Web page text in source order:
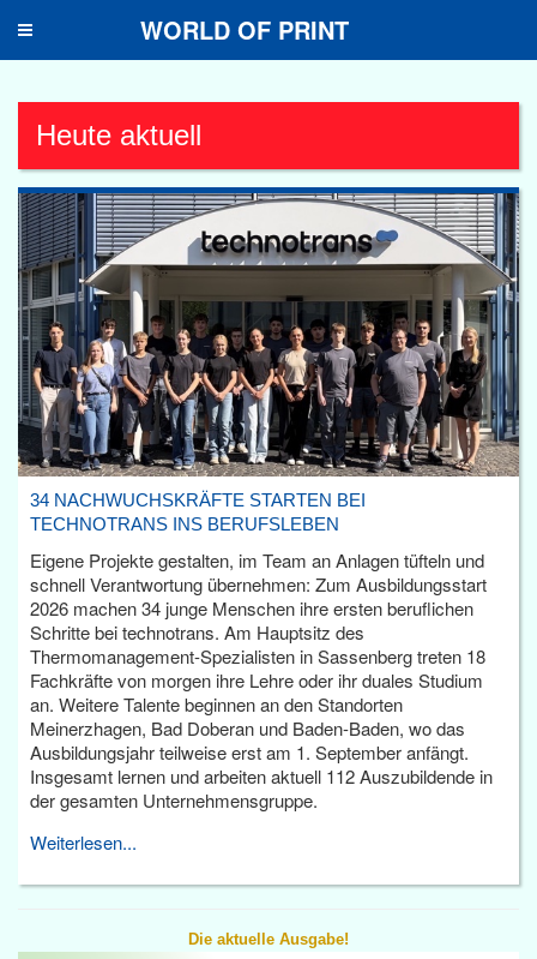
Toggle
WORLD OF PRINT
Heute aktuell
34 NACHWUCHSKRÄFTE STARTEN BEI
TECHNOTRANS INS BERUFSLEBEN
Eigene Projekte gestalten, im Team an Anlagen tüfteln und
schnell Verantwortung übernehmen: Zum Ausbildungsstart
2026 machen 34 junge Menschen ihre ersten beruflichen
Schritte bei technotrans. Am Hauptsitz des
Thermomanagement-Spezialisten in Sassenberg treten 18
Fachkräfte von morgen ihre Lehre oder ihr duales Studium
an. Weitere Talente beginnen an den Standorten
Meinerzhagen, Bad Doberan und Baden-Baden, wo das
Ausbildungsjahr teilweise erst am 1. September anfängt.
Insgesamt lernen und arbeiten aktuell 112 Auszubildende in
der gesamten Unternehmensgruppe.
Weiterlesen...
Die aktuelle Ausgabe!